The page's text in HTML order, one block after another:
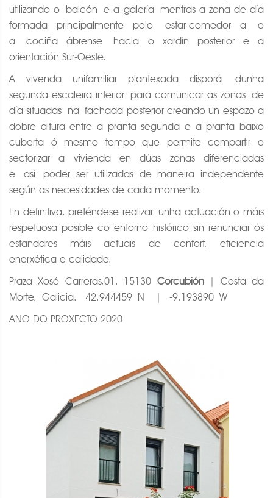
utilizando o balcón e a galería mentras a zona de día
formada principalmente polo estar-comedor a e
a cociña ábrense hacia o xardín posterior e a
orientación Sur-Oeste.
A vivenda unifamiliar plantexada disporá dunha
segunda escaleira interior para comunicar as zonas de
día situadas na fachada posterior creando un espazo a
dobre altura entre a pranta segunda e a pranta baixo
cuberta ó mesmo tempo que permite compartir e
sectorizar a vivienda en dúas zonas diferenciadas
e así poder ser utilizadas de maneira independente
según as necesidades de cada momento.
En definitiva, preténdese realizar unha actuación o máis
respetuosa posible co entorno histórico sin renunciar ós
estandares máis actuais de confort, eficiencia
enerxética e calidade.
Praza Xosé Carreras,01. 15130 Corcubión| Costa da
Morte, Galicia. 42.944459 N | -9.193890 W
ANO DO PROXECTO 2020